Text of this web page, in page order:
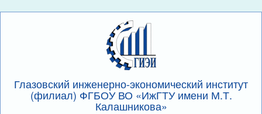
Глазовский инженерно-экономический институт
(филиал) ФГБОУ ВО «ИжГТУ имени М.Т.
Калашникова»